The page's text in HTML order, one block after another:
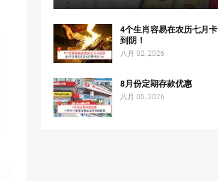
4个生肖容易在农历七月卡
到阴！
八月 02, 2026
8月份定期存款优惠
八月 05, 2026